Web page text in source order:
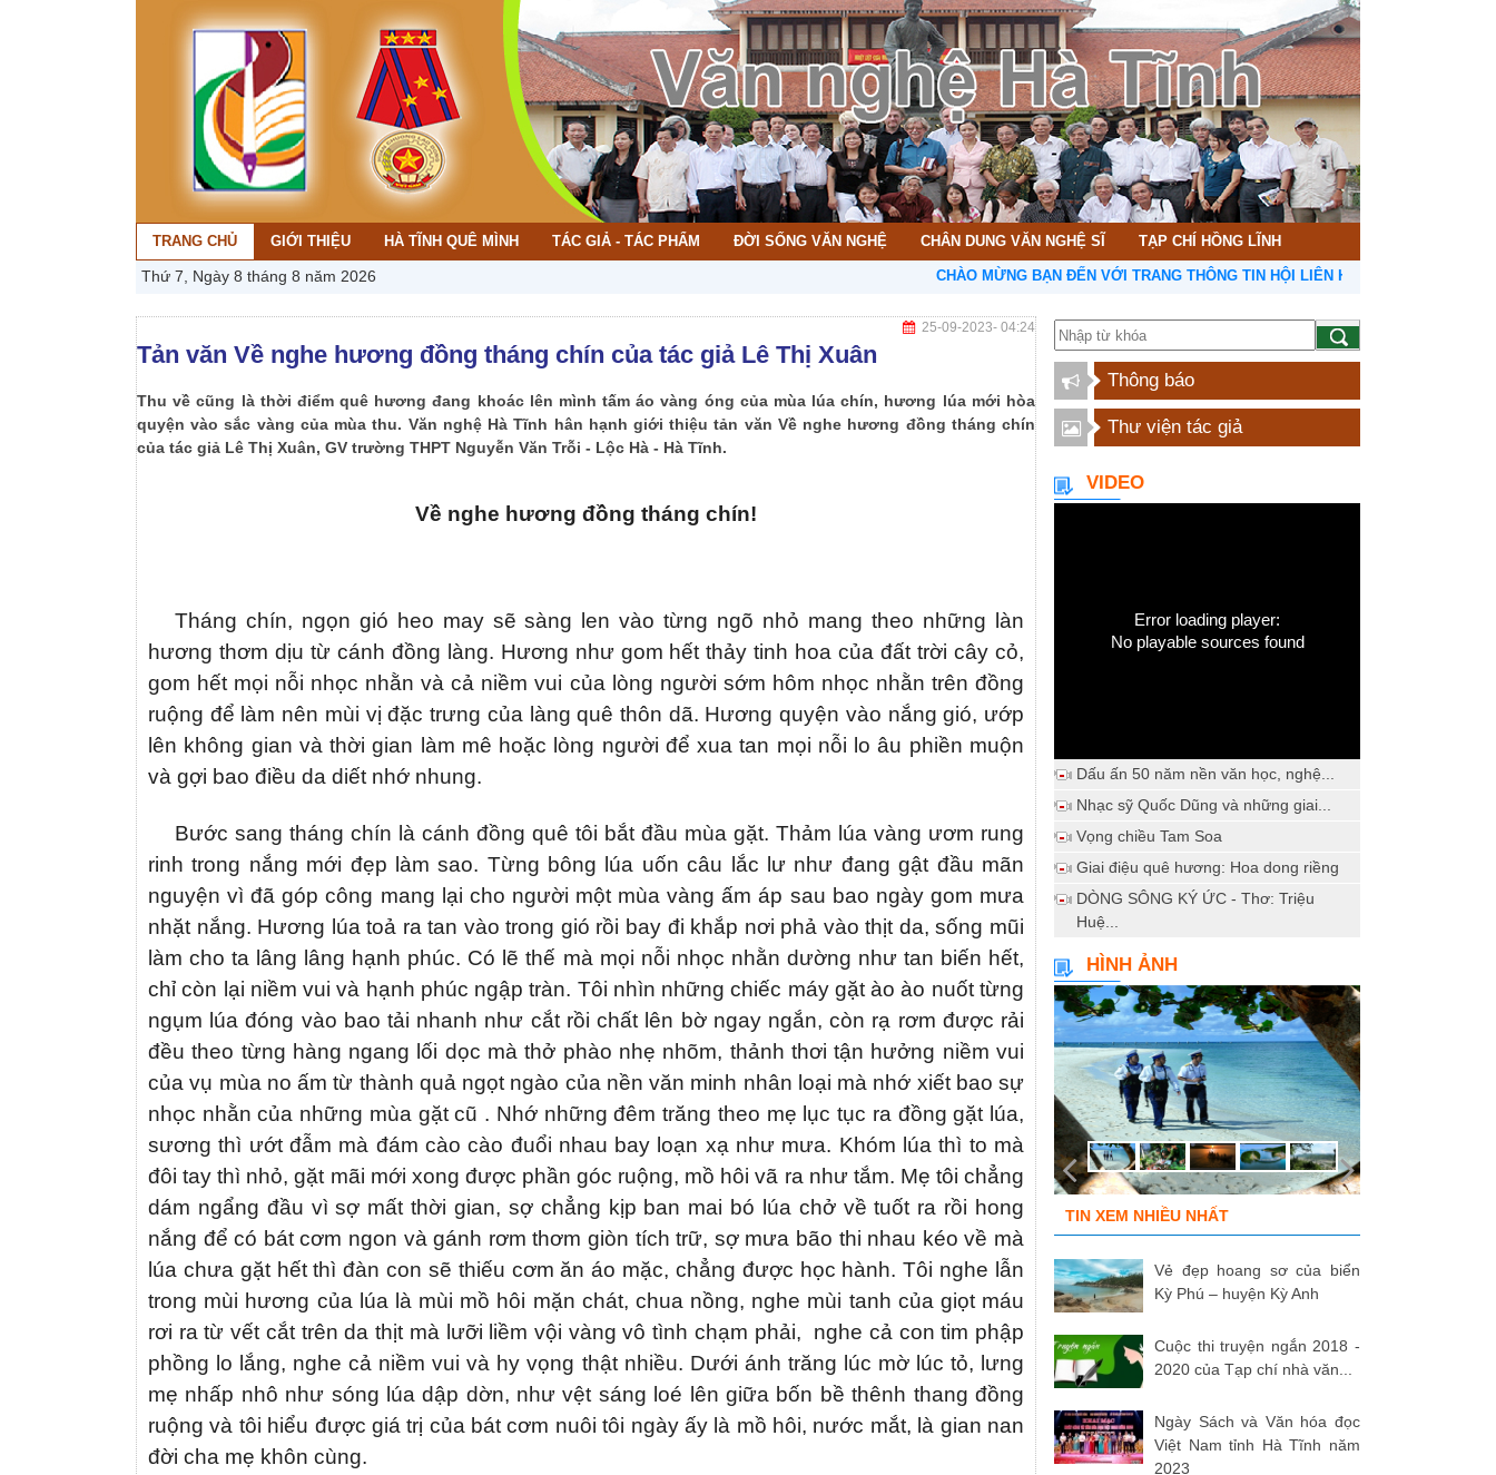
TRANG CHỦ GIỚI THIỆU HÀ TĨNH QUÊ MÌNH TÁC GIẢ - TÁC PHẨM ĐỜI SỐNG VĂN NGHỆ CHÂN DUNG VĂN NGHỆ SĨ TẠP CHÍ HỒNG LĨNH
Thứ 7, Ngày 8 tháng 8 năm 2026 CHÀO MỪNG BẠN ĐẾN VỚI TRANG THÔNG TIN HỘI LIÊN HIỆP VĂN HỌC NGHỆ
25-09-2023- 04:24
Tản văn Về nghe hương đồng tháng chín của tác giả Lê Thị Xuân
Thu về cũng là thời điểm quê hương đang khoác lên mình tấm áo vàng óng của mùa lúa chín, hương lúa mới hòa
quyện vào sắc vàng của mùa thu. Văn nghệ Hà Tĩnh hân hạnh giới thiệu tản văn Về nghe hương đồng tháng chín
của tác giả Lê Thị Xuân, GV trường THPT Nguyễn Văn Trỗi - Lộc Hà - Hà Tĩnh.
Về nghe hương đồng tháng chín!
Tháng chín, ngọn gió heo may sẽ sàng len vào từng ngõ nhỏ mang theo những làn
hương thơm dịu từ cánh đồng làng. Hương như gom hết thảy tinh hoa của đất trời cây cỏ,
gom hết mọi nỗi nhọc nhằn và cả niềm vui của lòng người sớm hôm nhọc nhằn trên đồng
ruộng để làm nên mùi vị đặc trưng của làng quê thôn dã. Hương quyện vào nắng gió, ướp
lên không gian và thời gian làm mê hoặc lòng người để xua tan mọi nỗi lo âu phiền muộn
và gợi bao điều da diết nhớ nhung.
Bước sang tháng chín là cánh đồng quê tôi bắt đầu mùa gặt. Thảm lúa vàng ươm rung
rinh trong nắng mới đẹp làm sao. Từng bông lúa uốn câu lắc lư như đang gật đầu mãn
nguyện vì đã góp công mang lại cho người một mùa vàng ấm áp sau bao ngày gom mưa
nhặt nắng. Hương lúa toả ra tan vào trong gió rồi bay đi khắp nơi phả vào thịt da, sống mũi
làm cho ta lâng lâng hạnh phúc. Có lẽ thế mà mọi nỗi nhọc nhằn dường như tan biến hết,
chỉ còn lại niềm vui và hạnh phúc ngập tràn. Tôi nhìn những chiếc máy gặt ào ào nuốt từng
ngụm lúa đóng vào bao tải nhanh như cắt rồi chất lên bờ ngay ngắn, còn rạ rơm được rải
đều theo từng hàng ngang lối dọc mà thở phào nhẹ nhõm, thảnh thơi tận hưởng niềm vui
của vụ mùa no ấm từ thành quả ngọt ngào của nền văn minh nhân loại mà nhớ xiết bao sự
nhọc nhằn của những mùa gặt cũ . Nhớ những đêm trăng theo mẹ lục tục ra đồng gặt lúa,
sương thì ướt đẫm mà đám cào cào đuổi nhau bay loạn xạ như mưa. Khóm lúa thì to mà
đôi tay thì nhỏ, gặt mãi mới xong được phần góc ruộng, mồ hôi vã ra như tắm. Mẹ tôi chẳng
dám ngẩng đầu vì sợ mất thời gian, sợ chẳng kịp ban mai bó lúa chở về tuốt ra rồi hong
nắng để có bát cơm ngon và gánh rơm thơm giòn tích trữ, sợ mưa bão thi nhau kéo về mà
lúa chưa gặt hết thì đàn con sẽ thiếu cơm ăn áo mặc, chẳng được học hành. Tôi nghe lẫn
trong mùi hương của lúa là mùi mồ hôi mặn chát, chua nồng, nghe mùi tanh của giọt máu
rơi ra từ vết cắt trên da thịt mà lưỡi liềm vội vàng vô tình chạm phải, nghe cả con tim phập
phồng lo lắng, nghe cả niềm vui và hy vọng thật nhiều. Dưới ánh trăng lúc mờ lúc tỏ, lưng
mẹ nhấp nhô như sóng lúa dập dờn, như vệt sáng loé lên giữa bốn bề thênh thang đồng
ruộng và tôi hiểu được giá trị của bát cơm nuôi tôi ngày ấy là mồ hôi, nước mắt, là gian nan
đời cha mẹ khôn cùng.
Thông báo
Thư viện tác giả
VIDEO
Error loading player:
No playable sources found
Dấu ấn 50 năm nền văn học, nghệ...
Nhạc sỹ Quốc Dũng và những giai...
Vọng chiều Tam Soa
Giai điệu quê hương: Hoa dong riềng
DÒNG SÔNG KÝ ỨC - Thơ: Triệu
Huệ...
HÌNH ẢNH
TIN XEM NHIỀU NHẤT
Vẻ đẹp hoang sơ của biển
Kỳ Phú – huyện Kỳ Anh
Cuộc thi truyện ngắn 2018 -
2020 của Tạp chí nhà văn...
Ngày Sách và Văn hóa đọc
Việt Nam tỉnh Hà Tĩnh năm
2023